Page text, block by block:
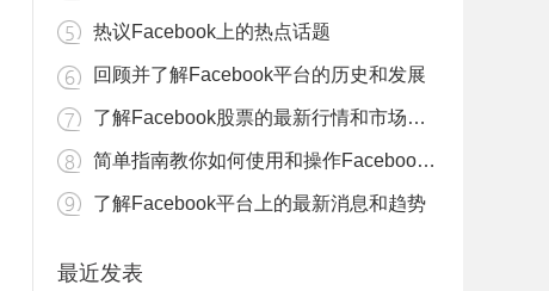
热议Facebook上的热点话题
回顾并了解Facebook平台的历史和发展
了解Facebook股票的最新行情和市场表现
简单指南教你如何使用和操作Facebook平台
了解Facebook平台上的最新消息和趋势
最近发表